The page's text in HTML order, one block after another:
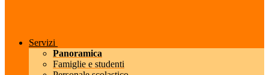
Servizi
Panoramica
Famiglie e studenti